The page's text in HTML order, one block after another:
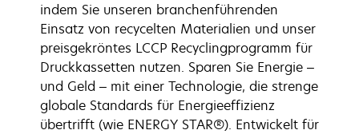
indem Sie unseren branchenführenden
Einsatz von recycelten Materialien und unser
preisgekröntes LCCP Recyclingprogramm für
Druckkassetten nutzen. Sparen Sie Energie –
und Geld – mit einer Technologie, die strenge
globale Standards für Energieeffizienz
übertrifft (wie ENERGY STAR®). Entwickelt für